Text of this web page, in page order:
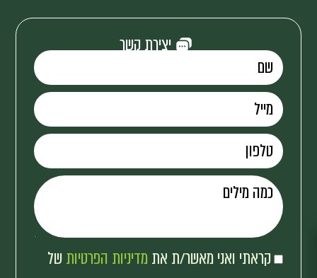
יצירת קשר
קראתי ואני מאשר/ת את מדיניות הפרטיות של